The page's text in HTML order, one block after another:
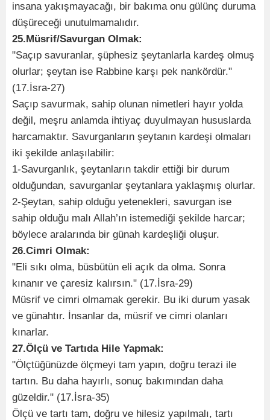
insana yakışmayacağı, bir bakıma onu gülünç duruma
düşüreceği unutulmamalıdır.
25.Müsrif/Savurgan Olmak:
"Saçıp savuranlar, şüphesiz şeytanlarla kardeş olmuş
olurlar; şeytan ise Rabbine karşı pek nankördür."
(17.İsra-27)
Saçıp savurmak, sahip olunan nimetleri hayır yolda
değil, meşru anlamda ihtiyaç duyulmayan hususlarda
harcamaktır. Savurganların şeytanın kardeşi olmaları
iki şekilde anlaşılabilir:
1-Savurganlık, şeytanların takdir ettiği bir durum
olduğundan, savurganlar şeytanlara yaklaşmış olurlar.
2-Şeytan, sahip olduğu yetenekleri, savurgan ise
sahip olduğu malı Allah’ın istemediği şekilde harcar;
böylece aralarında bir günah kardeşliği oluşur.
26.Cimri Olmak:
"Eli sıkı olma, büsbütün eli açık da olma. Sonra
kınanır ve çaresiz kalırsın." (17.İsra-29)
Müsrif ve cimri olmamak gerekir. Bu iki durum yasak
ve günahtır. İnsanlar da, müsrif ve cimri olanları
kınarlar.
27.Ölçü ve Tartıda Hile Yapmak:
"Ölçtüğünüzde ölçmeyi tam yapın, doğru terazi ile
tartın. Bu daha hayırlı, sonuç bakımından daha
güzeldir." (17.İsra-35)
Ölçü ve tartı tam, doğru ve hilesiz yapılmalı, tartı